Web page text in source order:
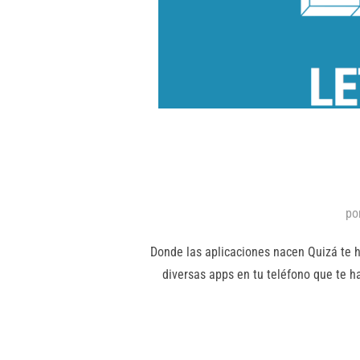
Donde las aplicaciones nacen Quizá te
diversas apps en tu teléfono que te